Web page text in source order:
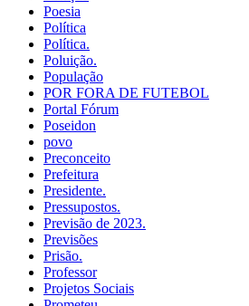
Poesia
Política
Política.
Poluição.
População
POR FORA DE FUTEBOL
Portal Fórum
Poseidon
povo
Preconceito
Prefeitura
Presidente.
Pressupostos.
Previsão de 2023.
Previsões
Prisão.
Professor
Projetos Sociais